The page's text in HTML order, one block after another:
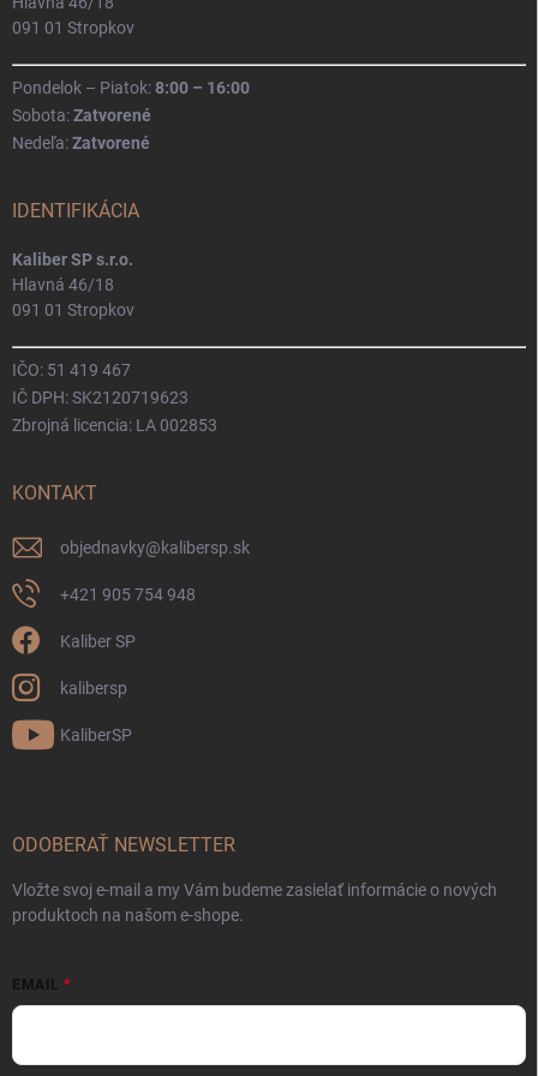
091 01 Stropkov
Pondelok – Piatok:8:00 – 16:00
Sobota:Zatvorené
Nedeľa:Zatvorené
IDENTIFIKÁCIA
Kaliber SP s.r.o.
Hlavná 46/18
091 01 Stropkov
IČO: 51 419 467
IČ DPH: SK2120719623
Zbrojná licencia: LA 002853
KONTAKT
objednavky@kalibersp.sk
+421 905 754 948
Kaliber SP
kalibersp
KaliberSP
ODOBERAŤ NEWSLETTER
Vložte svoj e-mail a my Vám budeme zasielať informácie o nových
produktoch na našom e-shope.
EMAIL